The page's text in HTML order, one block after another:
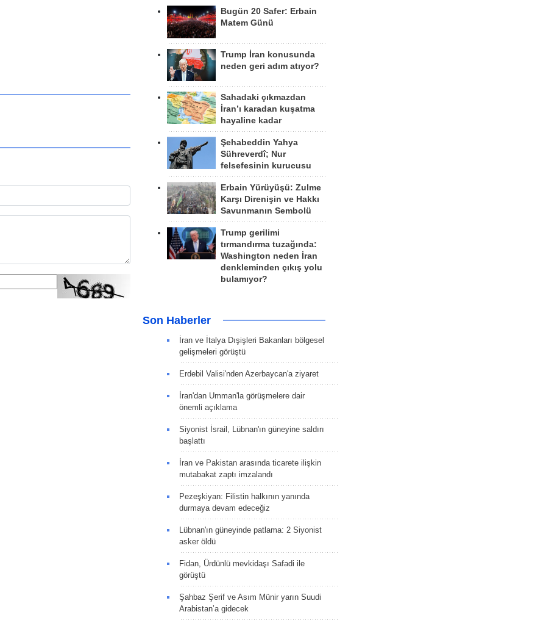
Bugün 20 Safer: Erbain
Matem Günü
Trump İran konusunda
neden geri adım atıyor?
Sahadaki çıkmazdan
İran’ı karadan kuşatma
hayaline kadar
Şehabeddin Yahya
Sühreverdî; Nur
felsefesinin kurucusu
Erbain Yürüyüşü: Zulme
Karşı Direnişin ve Hakkı
Savunmanın Sembolü
Trump gerilimi
tırmandırma tuzağında:
Washington neden İran
denkleminden çıkış yolu
bulamıyor?
Son Haberler
İran ve İtalya Dışişleri Bakanları bölgesel
gelişmeleri görüştü
Erdebil Valisi'nden Azerbaycan'a ziyaret
İran'dan Umman'la görüşmelere dair
önemli açıklama
Siyonist İsrail, Lübnan'ın güneyine saldırı
başlattı
İran ve Pakistan arasında ticarete ilişkin
mutabakat zaptı imzalandı
Pezeşkiyan: Filistin halkının yanında
durmaya devam edeceğiz
Lübnan'ın güneyinde patlama: 2 Siyonist
asker öldü
Fidan, Ürdünlü mevkidaşı Safadi ile
görüştü
Şahbaz Şerif ve Asım Münir yarın Suudi
Arabistan’a gidecek